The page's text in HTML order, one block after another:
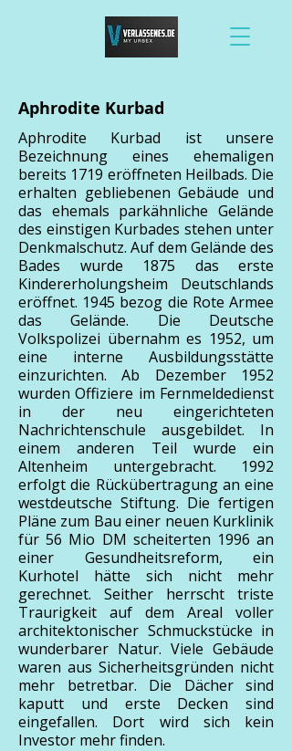
Aphrodite Kurbad
Aphrodite Kurbad ist unsere
Bezeichnung eines ehemaligen
bereits 1719 eröffneten Heilbads. Die
erhalten gebliebenen Gebäude und
das ehemals parkähnliche Gelände
des einstigen Kurbades stehen unter
Denkmalschutz. Auf dem Gelände des
Bades wurde 1875 das erste
Kindererholungsheim Deutschlands
eröffnet. 1945 bezog die Rote Armee
das Gelände. Die Deutsche
Volkspolizei übernahm es 1952, um
eine interne Ausbildungsstätte
einzurichten. Ab Dezember 1952
wurden Offiziere im Fernmeldedienst
in der neu eingerichteten
Nachrichtenschule ausgebildet. In
einem anderen Teil wurde ein
Altenheim untergebracht. 1992
erfolgt die Rückübertragung an eine
westdeutsche Stiftung. Die fertigen
Pläne zum Bau einer neuen Kurklinik
für 56 Mio DM scheiterten 1996 an
einer Gesundheitsreform, ein
Kurhotel hätte sich nicht mehr
gerechnet. Seither herrscht triste
Traurigkeit auf dem Areal voller
architektonischer Schmuckstücke in
wunderbarer Natur. Viele Gebäude
waren aus Sicherheitsgründen nicht
mehr betretbar. Die Dächer sind
kaputt und erste Decken sind
eingefallen. Dort wird sich kein
Investor mehr finden.